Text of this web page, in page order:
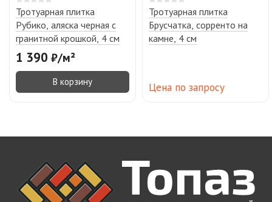
Тротуарная плитка
Рубико, аляска черная с
гранитной крошкой, 4 см
1 390 ₽/м²
В корзину
Тротуарная плитка
Брусчатка, сорренто на
камне, 4 см
Цена по запросу